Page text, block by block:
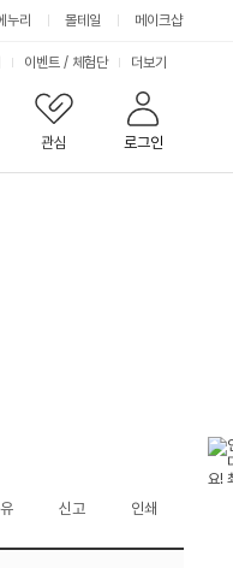
누리 몰테일 메이크샵
관심 로그인
이벤트 / 체험단 서
비
스
더보기
신고 인쇄